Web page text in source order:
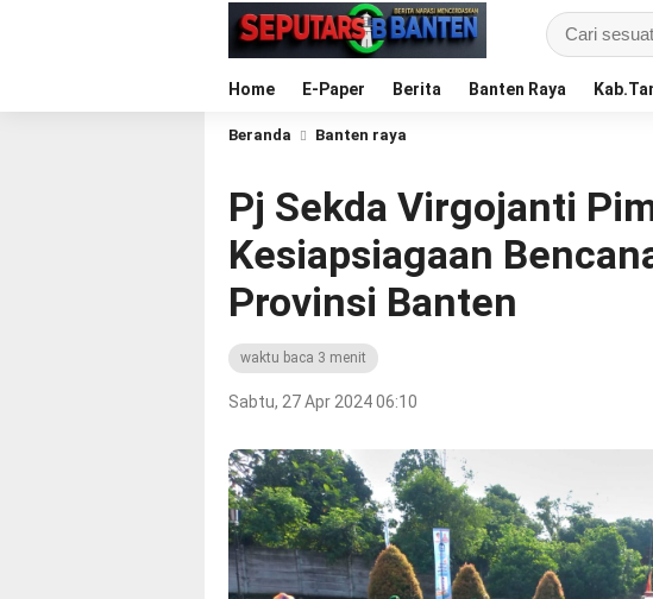
Home E-Paper Berita Banten Raya
Beranda Banten raya
Pj Sekda Virgojanti
Kesiapsiagaan
Provinsi Banten
waktu baca 3 menit
Sabtu, 27 Apr 2024 06:10